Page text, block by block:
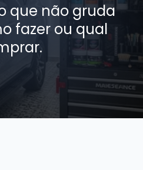
que não gruda
fazer ou qual